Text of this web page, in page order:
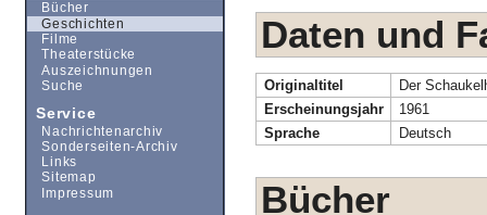
Daten und
Originaltitel
Der
Erscheinungsjahr
1961
Sprache
Deutsch
Bücher
Bücher
Geschichten
Filme
Theaterstücke
Auszeichnungen
Suche
Service
Nachrichtenarchiv
Sonderseiten-Archiv
Links
Sitemap
Impressum